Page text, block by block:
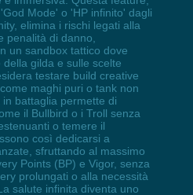
Mode' o 'HP infinito' dagli
elimina i rischi legati alla
penalità di danno,
un sandbox tattico dove
gilda e sulle scelte
testare build creative
maghi puri o tank non
battaglia permette di
il Bullbird o i Troll senza
o temere il
così dedicarsi a
sfruttando al massimo
Points (BP) e Vigor, senza
prolungati o alla necessità
salute infinita diventa uno